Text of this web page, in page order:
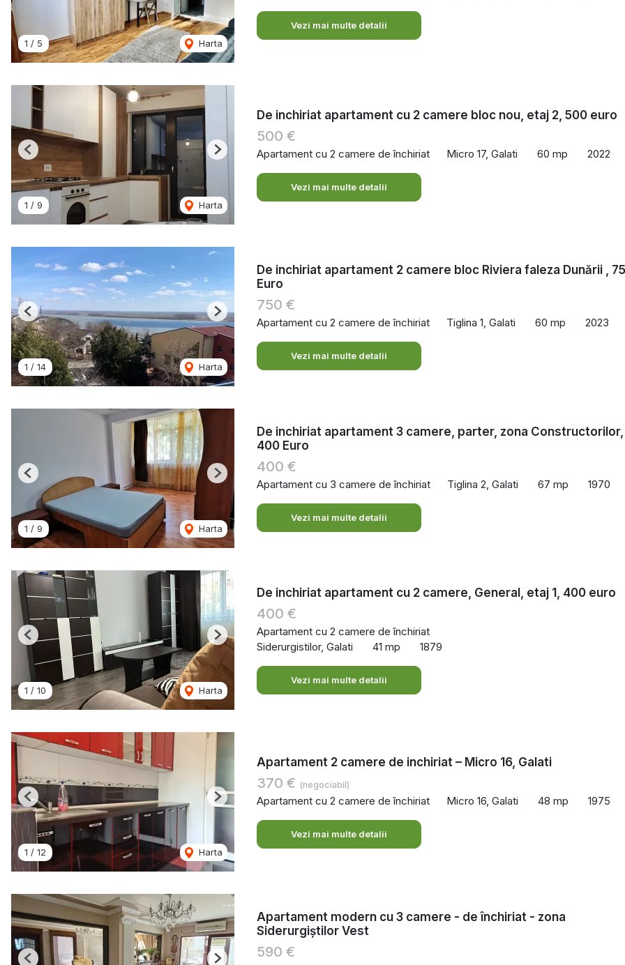
1 / 5 Harta
Vezi mai multe detalii
1 / 9 Harta
Previous Next
De inchiriat apartament cu 2 camere bloc nou, etaj 2, 500 euro
500 €
Apartament cu 2 camere de închiriat Micro 17, Galati 60 mp 2022
Vezi mai multe detalii
1 / 14 Harta
Previous Next
De inchiriat apartament 2 camere bloc Riviera faleza Dunării ,
Euro
750 €
Apartament cu 2 camere de închiriat Tiglina 1, Galati 60 mp 2023
Vezi mai multe detalii
1 / 9 Harta
Previous Next
De inchiriat apartament 3 camere, parter, zona Constructorilor,
400 Euro
400 €
Apartament cu 3 camere de închiriat Tiglina 2, Galati 67 mp 1970
Vezi mai multe detalii
1 / 10 Harta
Previous Next
De inchiriat apartament cu 2 camere, General, etaj 1, 400 euro
400 €
Apartament cu 2 camere de închiriat
Siderurgistilor, Galati
41 mp 1879
Vezi mai multe detalii
1 / 12 Harta
Previous Next
Apartament 2 camere de inchiriat – Micro 16, Galati
370 € (negociabil)
Apartament cu 2 camere de închiriat Micro 16, Galati 48 mp 1975
Vezi mai multe detalii
Apartament modern cu 3 camere - de închiriat - zona
Siderurgiștilor Vest
590 €